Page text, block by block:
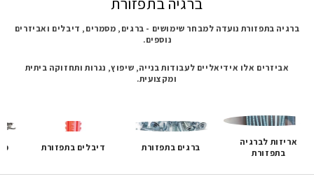
ברגיה בתפזורת נועדה למבחר שימושים - ברגים, מסמרים, דיבלים ואביזרים
נוספים.
אביזרים אלו אידיאליים לעבודות בנייה, שיפוץ, נגרות ותחזוקה ביתית
ומקצועית.
אריזות לברגיה
בתפזורת
ברגים בתפזורת דיבלים בתפזורת